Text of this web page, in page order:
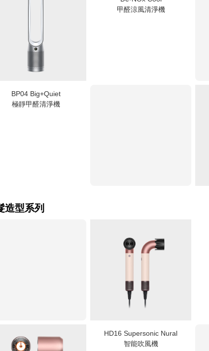
甲醛涼風清淨機
BP04 Big+Quiet
極靜甲醛清淨機
造型系列
HD16 Supersonic Nural
智能吹風機